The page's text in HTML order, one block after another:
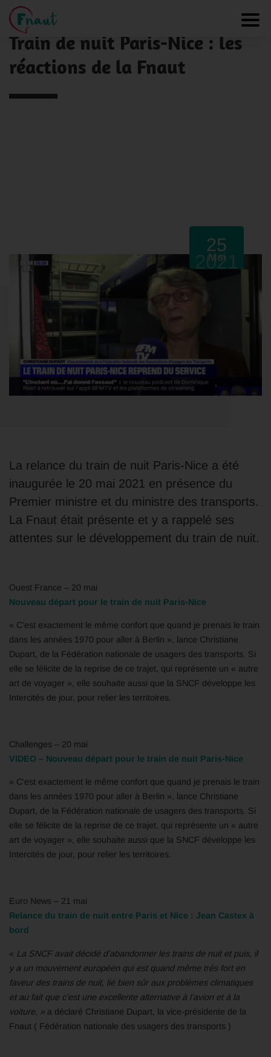
Panneau de gestion des cookies
NOS ACTUALITÉS
Train de nuit Paris-Nice : les
réactions de la Fnaut
25
Mai
2021
La relance du train de nuit Paris-Nice a été
inaugurée le 20 mai 2021 en présence du
Premier ministre et du ministre des transports.
La Fnaut était présente et y a rappelé ses
attentes sur le développement du train de nuit.
Ouest France – 20 mai
Nouveau départ pour le train de nuit Paris-Nice
« C’est exactement le même confort que quand je prenais le train
dans les années 1970 pour aller à Berlin », lance Christiane
Dupart, de la Fédération nationale de usagers des transports. Si
elle se félicite de la reprise de ce trajet, qui représente un « autre
art de voyager », elle souhaite aussi que la SNCF développe les
Intercités de jour, pour relier les territoires.
Challenges – 20 mai
VIDEO – Nouveau départ pour le train de nuit Paris-Nice
« C’est exactement le même confort que quand je prenais le train
dans les années 1970 pour aller à Berlin », lance Christiane
Dupart, de la Fédération nationale de usagers des transports. Si
elle se félicite de la reprise de ce trajet, qui représente un « autre
art de voyager », elle souhaite aussi que la SNCF développe les
Intercités de jour, pour relier les territoires.
Euro News – 21 mai
Relance du train de nuit entre Paris et Nice : Jean Castex à
bord
« La SNCF avait décidé d’abandonner les trains de nuit et puis, il
y a un mouvement européen qui est quand même très fort en
faveur des trains de nuit, lié bien sûr aux problèmes climatiques
et au fait que c’est une excellente alternative à l’avion et à la
voiture, » a déclaré Christiane Dupart, la vice-présidente de la
Fnaut ( Fédération nationale des usagers des transports )